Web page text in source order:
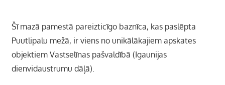
Šī mazā pamestā pareizticīgo baznīca, kas paslēpta
Puutlipalu mežā, ir viens no unikālākajiem apskates
objektiem Vastselīnas pašvaldībā (Igaunijas
dienvidaustrumu dāļā).